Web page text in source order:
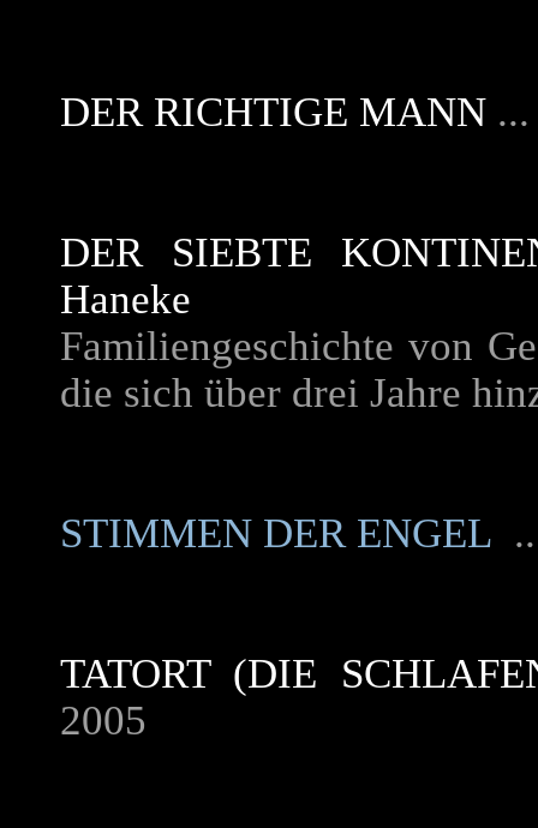
DER RICHTIGE MANN
DER SIEBTE
Haneke
Familiengeschichte von
die sich über drei Jahre
STIMMEN DER ENGEL
TATORT (DIE
2005